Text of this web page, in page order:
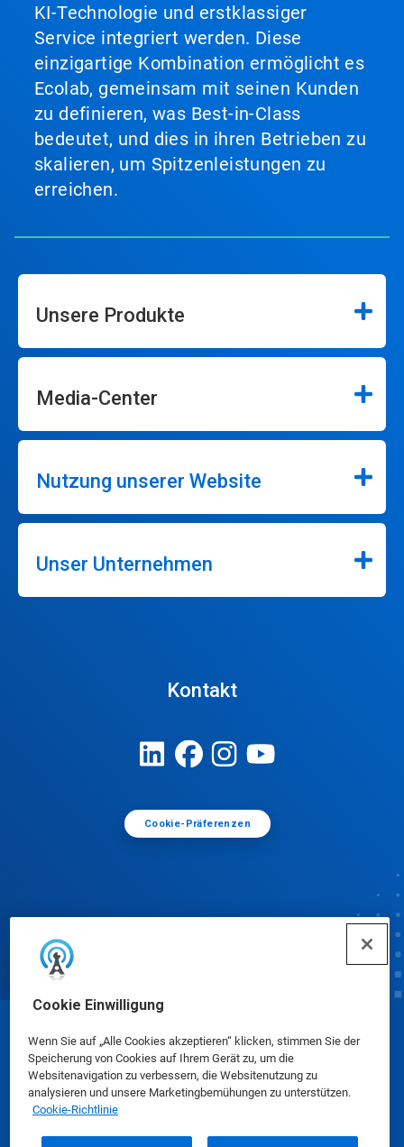
Cookie Einwilligung
Wenn Sie auf „Alle Cookies akzeptieren“ klicken, stimmen Sie der
Speicherung von Cookies auf Ihrem Gerät zu, um die
Websitenavigation zu verbessern, die Websitenutzung zu
analysieren und unsere Marketingbemühungen zu unterstützen.
Cookie-Richtlinie
KI-Technologie und erstklassiger
Service integriert werden. Diese
einzigartige Kombination ermöglicht es
Ecolab, gemeinsam mit seinen Kunden
zu definieren, was Best-in-Class
bedeutet, und dies in ihren Betrieben zu
skalieren, um Spitzenleistungen zu
erreichen.
Unsere Produkte
Media-Center
Nutzung unserer Website
Unser Unternehmen
Kontakt
Cookie-Präferenzen
© Ecolab Inc. 2025
Sicherheitsdatenblätter|Datenschutzrichtlinie